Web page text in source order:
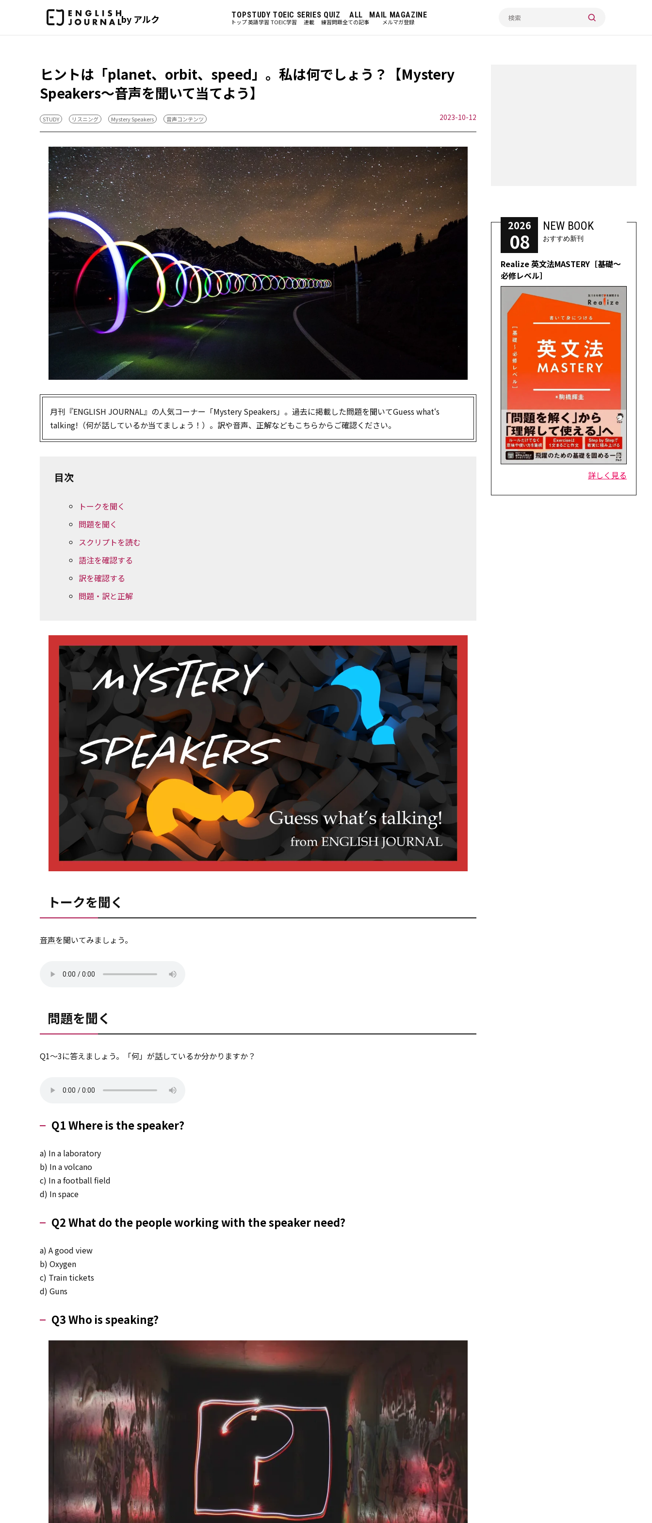
by アルク TOP
トップ
STUDY
英語学習
TOEIC
TOEIC学習
SERIES
連載
QUIZ
練習問題
ALL
全ての記事
MAIL MAGAZINE
メルマガ登録
ヒントは「planet、orbit、speed」。私は何でしょう？【Mystery
Speakers～音声を聞いて当てよう】
STUDY リスニング Mystery Speakers 音声コンテンツ 2023-10-12
月刊『ENGLISH JOURNAL』の人気コーナー「Mystery Speakers」。過去に掲載した問題を聞いてGuess what‘s
talking!（何が話しているか当てましょう！）。訳や音声、正解などもこちらからご確認ください。
目次
トークを聞く
問題を聞く
スクリプトを読む
語注を確認する
訳を確認する
問題・訳と正解
トークを聞く
音声を聞いてみましょう。
問題を聞く
Q1～3に答えましょう。「何」が話しているか分かりますか？
Q1 Where is the speaker?
a) In a laboratory
b) In a volcano
c) In a football field
d) In space
Q2 What do the people working with the speaker need?
a) A good view
b) Oxygen
c) Train tickets
d) Guns
Q3 Who is speaking?
2026
08
NEW BOOK
おすすめ新刊
Realize 英文法MASTERY［基礎～
必修レベル］
詳しく見る